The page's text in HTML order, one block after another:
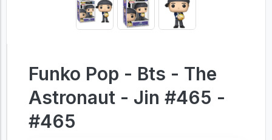
Funko Pop - Bts - The
Astronaut - Jin #465 -
#465